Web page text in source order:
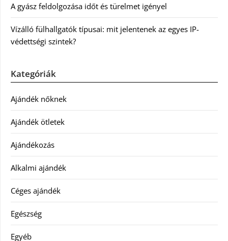
A gyász feldolgozása időt és türelmet igényel
Vízálló fülhallgatók típusai: mit jelentenek az egyes IP-
védettségi szintek?
Kategóriák
Ajándék nőknek
Ajándék ötletek
Ajándékozás
Alkalmi ajándék
Céges ajándék
Egészség
Egyéb